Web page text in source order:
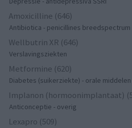
Amoxicilline (646)
Antibiotica - penicillines breedspectrum
Wellbutrin XR (646)
Verslavingsziekten
Metformine (620)
Diabetes (suikerziekte) - orale middelen
Implanon (hormoonimplantaat)
Anticonceptie - overig
Lexapro (509)